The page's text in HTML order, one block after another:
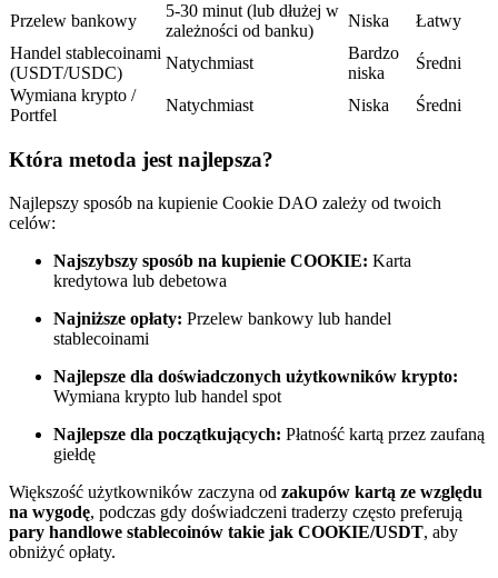
Kopiowanie Transakcji
Dołącz do najlepszych traderów
Zostań traderem kopiującym
Ciesz się podziałem zysków i prowizjami z kopiowania
transakcji
Przelew bankowy
5-30 minut (lub dłużej w
zależności od banku)
Niska
Łatwy
Handel stablecoinami
(USDT/USDC)
Natychmiast
Bardzo
niska
Średni
Wymiana krypto /
Portfel
Natychmiast Niska Średni
Która metoda jest najlepsza?
Najlepszy sposób na kupienie Cookie DAO zależy od twoich
celów:
Najszybszy sposób na kupienie COOKIE: Karta
kredytowa lub debetowa
Najniższe opłaty: Przelew bankowy lub handel
stablecoinami
Najlepsze dla doświadczonych użytkowników krypto:
Wymiana krypto lub handel spot
Najlepsze dla początkujących: Płatność kartą przez zaufaną
giełdę
Większość użytkowników zaczyna od zakupów kartą ze względu
na wygodę, podczas gdy doświadczeni traderzy często preferują
pary handlowe stablecoinów takie jak COOKIE/USDT, aby
obniżyć opłaty.